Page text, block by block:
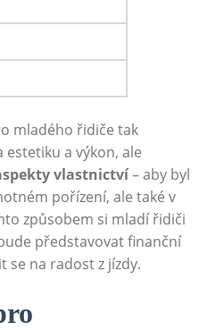
mladého řidiče tak
a výkon, ale
vlastnictví– aby byl
pořízení, ale také v
způsobem si mladí řidiči
představovat finanční
se na radost z jízdy.